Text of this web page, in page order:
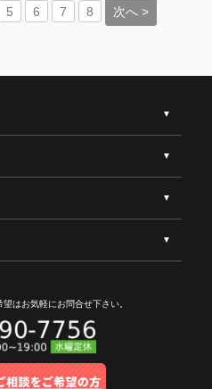
5 6 7 8 次へ >
望はお気軽にお問合せ下さい。